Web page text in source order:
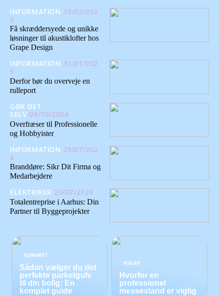
INFORMATION 13/02/202
5
Få skræddersyede og unikke
løsninger til akustiklofter hos
Grape Design
INFORMATION 31/01/202
5
Derfor bør du overveje en
rulleport
GØR DET
SELV 08/10/2024
Overfræser til Professionelle
og Hobbyister
INFORMATION 29/07/202
4
Branddøre: Sikr Dit Firma og
Medarbejdere
ELEKTRIKER 29/07/2024
Totalentreprise i Aarhus: Din
Partner til Byggeprojekter
HJEMMET
Sådan vælger du det
perfekte parketgulv
til din bolig: En
komplet guide
MALER
Hvorfor en
professionel
messestand er vigtig